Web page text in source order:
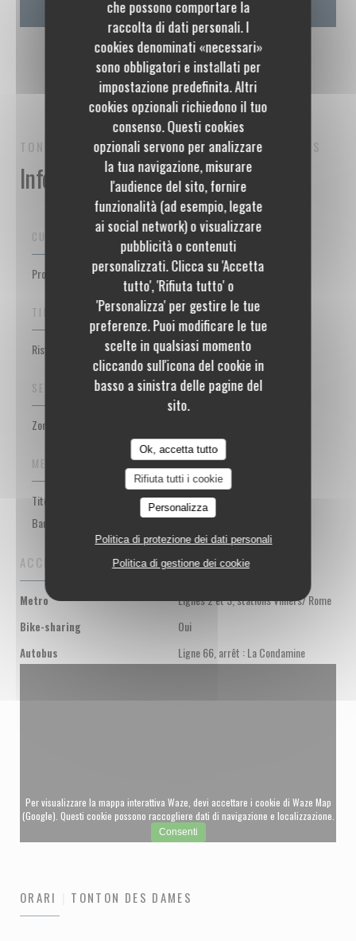
che possono comportare la
raccolta di dati personali. I
cookies denominati «necessari»
sono obbligatori e installati per
impostazione predefinita. Altri
cookies opzionali richiedono il tuo
consenso. Questi cookies
opzionali servono per analizzare
la tua navigazione, misurare
l'audience del sito, fornire
funzionalità (ad esempio, legate
ai social network) o visualizzare
pubblicità o contenuti
personalizzati. Clicca su 'Accetta
tutto', 'Rifiuta tutto' o
'Personalizza' per gestire le tue
preferenze. Puoi modificare le tue
scelte in qualsiasi momento
cliccando sull'icona del cookie in
basso a sinistra delle pagine del
sito.
Ok, accetta tutto
Rifiuta tutti i cookie
Personalizza
Politica di protezione dei dati personali
Politica di gestione dei cookie
TONTON DES DAMESRISTORANTE BISTROT PARIS
Informazioni pratiche
CUCINA
Prodotti di stagione, Fatto in casa, Fresco, Tradizionale francese
TIPOLOGIA
Ristorante Bistrot, Ristorante di carne
SERVIZI
Zona bar relax, Pranzi di gruppo, Privatizzazione, Connessione wifi
METODO DI PAGAMENTO
Titoli Restaurant, Contanti, Visa, Assegni, American Express,
Bancomat
ACCESSO
Metro Lignes 2 et 3, stations Villiers/ Rome
Bike-sharing Oui
Autobus Ligne 66, arrêt : La Condamine
Per visualizzare la mappa interattiva Waze, devi accettare i cookie di Waze Map
(Google). Questi cookie possono raccogliere dati di navigazione e localizzazione.
Consenti
ORARI TONTON DES DAMES